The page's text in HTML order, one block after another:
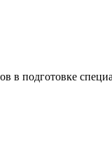
в подготовке